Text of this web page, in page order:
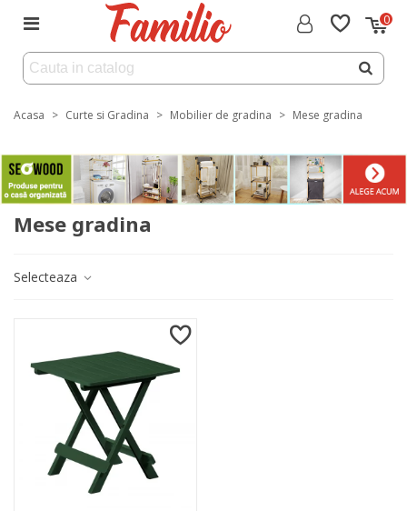
0
Acasa > Curte si Gradina > Mobilier de gradina > Mese gradina
Mese gradina
Selecteaza